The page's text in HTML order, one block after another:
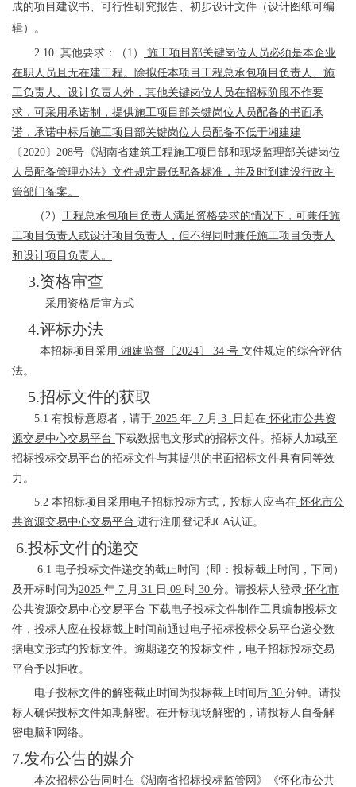
成的项目建议书、可行性研究报告、初步设计文件（设计图纸可编
辑）。
2.10 其他要求： （ 1 ）
施工项目部关键岗位人员必须是本企业
在职人员且无在建工程。除拟任本项目工程总承包项目负责人、施
工负责人、设计负责人外，其他关键岗位人员在招标阶段不作要
求，可采用承诺制， 提供施工项目部关键岗位人员配备的书面承
诺 ， 承诺中标后施工项目部关键岗位人员配备不低于湘建建
〔 2020〕208号《湖南省建筑工程施工项目部和现场监理部关键岗位
人员配备管理办法》文件规定最低配备标准，并及时到建设行政主
管部门备案。
（2） 工程总承包项目负责人满足资格要求的情况下，可兼任施
工项目负责人或设计项目负责人，但不得同时兼任施工项目负责人
和设计项目负责人。
3.资格审查
采用 资格后审方式
4.评标办法
本招标项目采用 湘建监督 〔 2024〕 34 号 文件规定的综合评估
法。
5.招标文件的获取
5.1 有投标意愿者，请于 2025 年 7 月 3 日起在 怀化市公共资
源交易中心交易平台 下载数据电文形式的招标文件。招标人加载至
招标投标交易平台的招标文件与其提供的书面招标文件具有同等效
力。
5.2 本招标项目采用电子招标投标方式，投标人应当在 怀化市公
共资源交易中心交易平台 进行注册登记和CA认证。
6.投标文件的递交
6.1 电子投标文件递交的截止时间（即：投标截止时间，下同）
及开标时间为2025 年 7 月 31 日 09 时 30 分。请投标人登录 怀化市
公共资源交易中心交易平台 下载电子投标文件制作工具编制投标文
件，投标人应在投标截止时间前通过电子招标投标交易平台递交数
据电文形式的投标文件。逾期递交的投标文件，电子招标投标交易
平台予以拒收。
电子投标文件的解密截止时间为投标截止时间后 30 分钟。请投
标人确保投标文件如期解密。在开标现场解密的，请投标人自备解
密电脑和网络。
7.发布公告的媒介
本次招标公告同时在 《湖南省招标投标监管网》《怀化市公共